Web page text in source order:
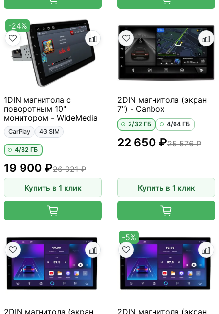
-24%
1DIN магнитола с
поворотным 10"
монитором - WideMedia
CarPlay 4G SIM
4/32 ГБ
26 021 ₽
19 900 ₽
Купить в 1 клик
2DIN магнитола (экран
7") - Canbox
2/32 ГБ 4/64 ГБ
22 650 ₽25 576 ₽
Купить в 1 клик
2DIN магнитола (экран
-5%
2DIN магнитола (экран